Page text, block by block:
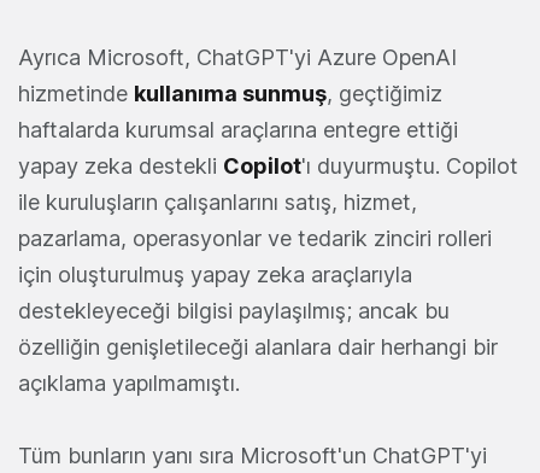
Ayrıca Microsoft, ChatGPT'yi Azure OpenAI
hizmetinde kullanıma sunmuş, geçtiğimiz
haftalarda kurumsal araçlarına entegre ettiği
yapay zeka destekli Copilot'ı duyurmuştu. Copilot
ile kuruluşların çalışanlarını satış, hizmet,
pazarlama, operasyonlar ve tedarik zinciri rolleri
için oluşturulmuş yapay zeka araçlarıyla
destekleyeceği bilgisi paylaşılmış; ancak bu
özelliğin genişletileceği alanlara dair herhangi bir
açıklama yapılmamıştı.
Tüm bunların yanı sıra Microsoft'un ChatGPT'yi